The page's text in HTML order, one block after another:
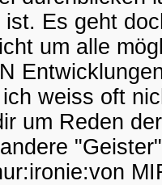
Es geht
um alle
weiss oft
um Reden